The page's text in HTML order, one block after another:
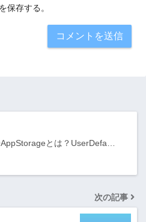
保存する。
とは？UserDefa…
次の記事